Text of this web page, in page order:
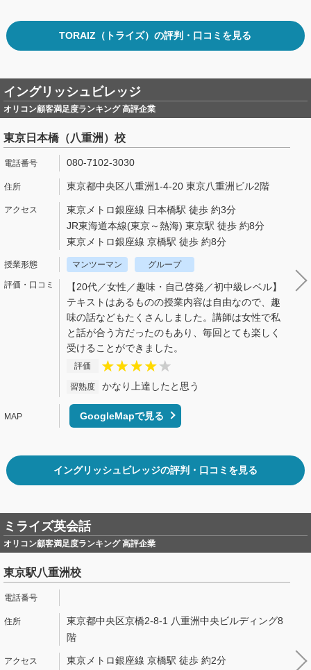
TORAIZ（トライズ）の評判・口コミを見る
イングリッシュビレッジ
オリコン顧客満足度ランキング 高評企業
東京日本橋（八重洲）校
080-7102-3030
東京都中央区八重洲1-4-20 東京八重洲ビル2階
東京メトロ銀座線 日本橋駅 徒歩 約3分
JR東海道本線(東京～熱海) 東京駅 徒歩 約8分
東京メトロ銀座線 京橋駅 徒歩 約8分
マンツーマン グループ
【20代／女性／趣味・自己啓発／初中級レベル】
テキストはあるものの授業内容は自由なので、趣
味の話などもたくさんしました。講師は女性で私
と話が合う方だったのもあり、毎回とても楽しく
受けることができました。
評価
習熟度 かなり上達したと思う
GoogleMapで見る
イングリッシュビレッジの評判・口コミを見る
ミライズ英会話
オリコン顧客満足度ランキング 高評企業
東京駅八重洲校
東京都中央区京橋2-8-1 八重洲中央ビルディング8
階
東京メトロ銀座線 京橋駅 徒歩 約2分